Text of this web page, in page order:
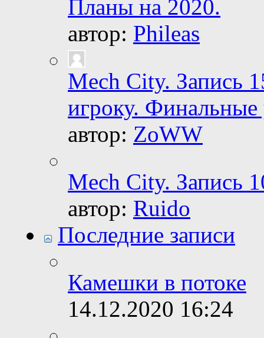
Планы на 2020.
автор: Phileas
Mech City. Запись
игроку.
автор: ZoWW
Mech City. Запись
автор: Ruido
Последние записи
Камешки в потоке
14.12.2020 16:24